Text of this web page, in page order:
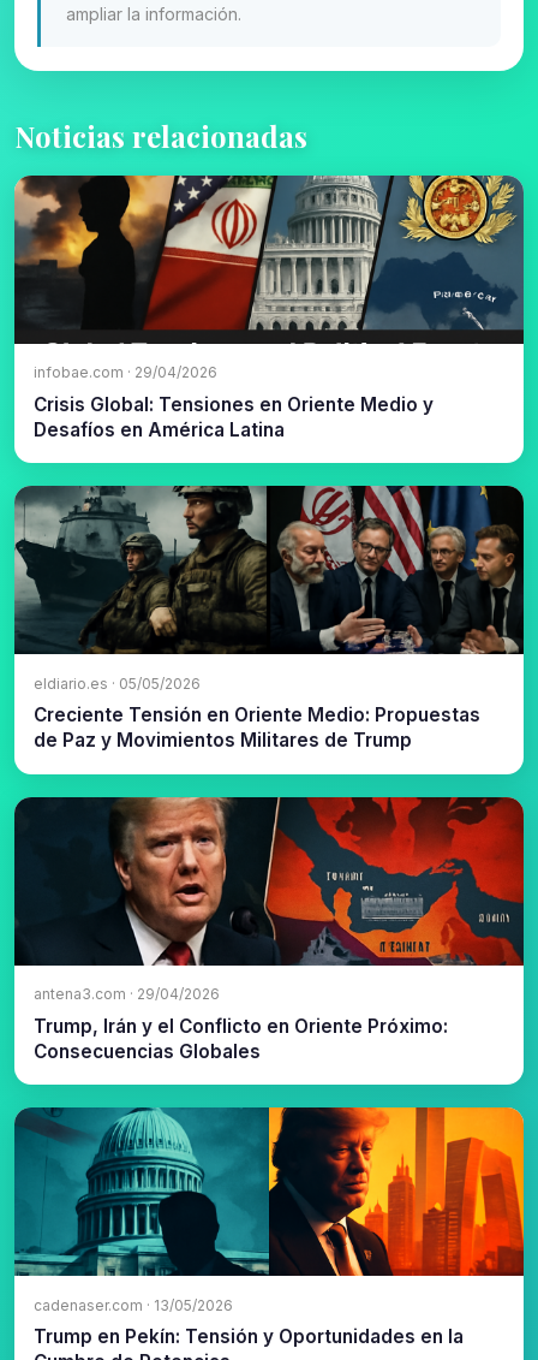
ampliar la información.
Noticias relacionadas
infobae.com · 29/04/2026
Crisis Global: Tensiones en Oriente Medio y
Desafíos en América Latina
eldiario.es · 05/05/2026
Creciente Tensión en Oriente Medio: Propuestas
de Paz y Movimientos Militares de Trump
antena3.com · 29/04/2026
Trump, Irán y el Conflicto en Oriente Próximo:
Consecuencias Globales
cadenaser.com · 13/05/2026
Trump en Pekín: Tensión y Oportunidades en la